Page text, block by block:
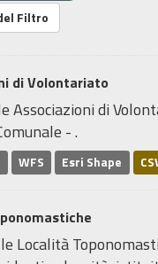
Filtro
di Volontariato
Associazioni di
- .
WFS Esri Shape
Località